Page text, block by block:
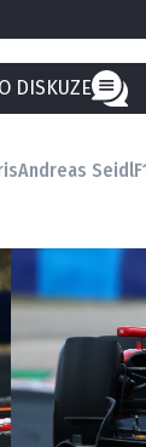
DISKUZE
Andreas Seidl